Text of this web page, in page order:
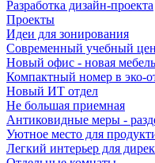
Разработка дизайн-проекта
Проекты
Идеи для зонирования
Современный учебный
Новый офис - новая мебель
Компактный номер в эко-
Новый ИТ отдел
Не большая приемная
Антиковидные меры -
Уютное место для
Легкий интерьер для